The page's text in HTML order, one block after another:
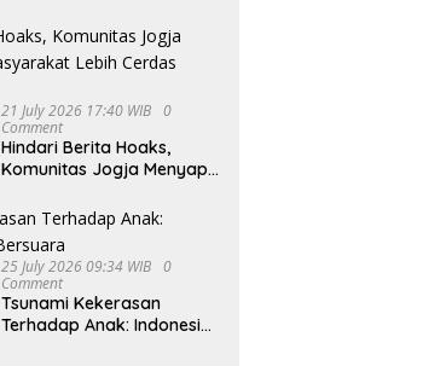
21 July 2026 17:40 WIB
0
Comment
Hindari Berita Hoaks,
Komunitas Jogja Menyapa
Cerdas Bermedia Sosial
25 July 2026 09:34 WIB
0
Comment
Tsunami Kekerasan
Terhadap Anak: Indonesia